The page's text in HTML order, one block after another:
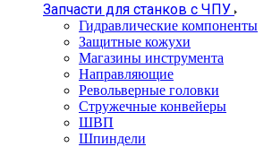
Запчасти для станков с ЧПУ
Гидравлические компоненты
Защитные кожухи
Магазины инструмента
Направляющие
Револьверные головки
Стружечные конвейеры
ШВП
Шпиндели